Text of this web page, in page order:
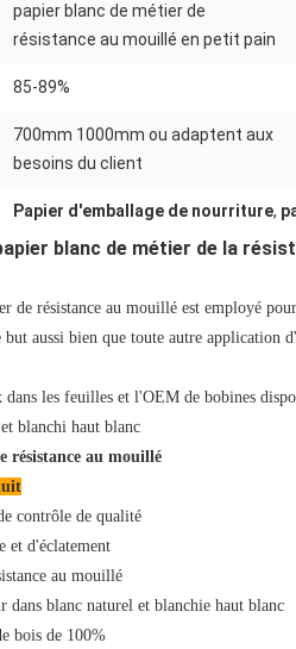
papier blanc de métier de
résistance au mouillé en petit pain
85-89%
700mm 1000mm ou adaptent aux
besoins du client
Papier d'emballage de nourriture,
blanc de métier de la
de résistance au mouillé est employé
aussi bien que toute autre application
dans les feuilles et l'OEM de bobines
blanchi haut blanc
résistance au mouillé
contrôle de qualité
et d'éclatement
au mouillé
dans blanc naturel et blanchie haut blanc
bois de 100%